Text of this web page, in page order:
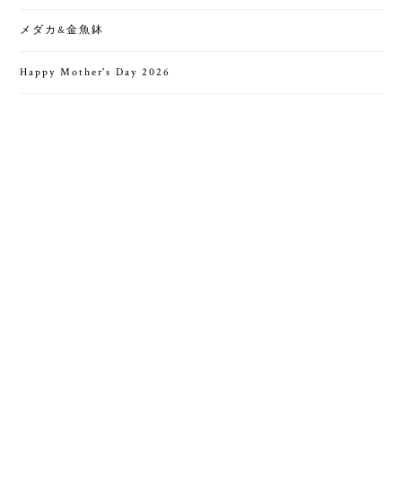
メダカ&金魚鉢
Happy Mother's Day 2026